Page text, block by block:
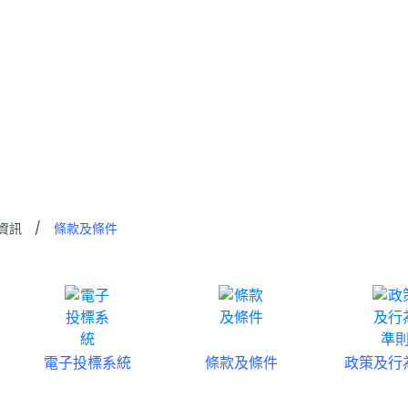
訊 / 條款及條件
電子投標系統 條款及條件 政策及行